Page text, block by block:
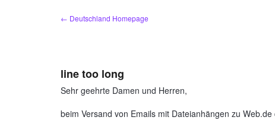
← Deutschland Homepage
line too long
Sehr geehrte Damen und Herren,
beim Versand von Emails mit Dateianhängen zu